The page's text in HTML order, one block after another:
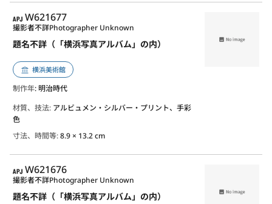
APJ
W621677
題名不詳（「横浜写真アルバム」の内）
撮影者不詳Photographer Unknown
横浜美術館
制作年: 明治時代
材質、技法: アルビュメン・シルバー・プリント、手彩
色
寸法、時間等:8.9 × 13.2 cm
APJ
W621676
題名不詳（「横浜写真アルバム」の内）
撮影者不詳Photographer Unknown